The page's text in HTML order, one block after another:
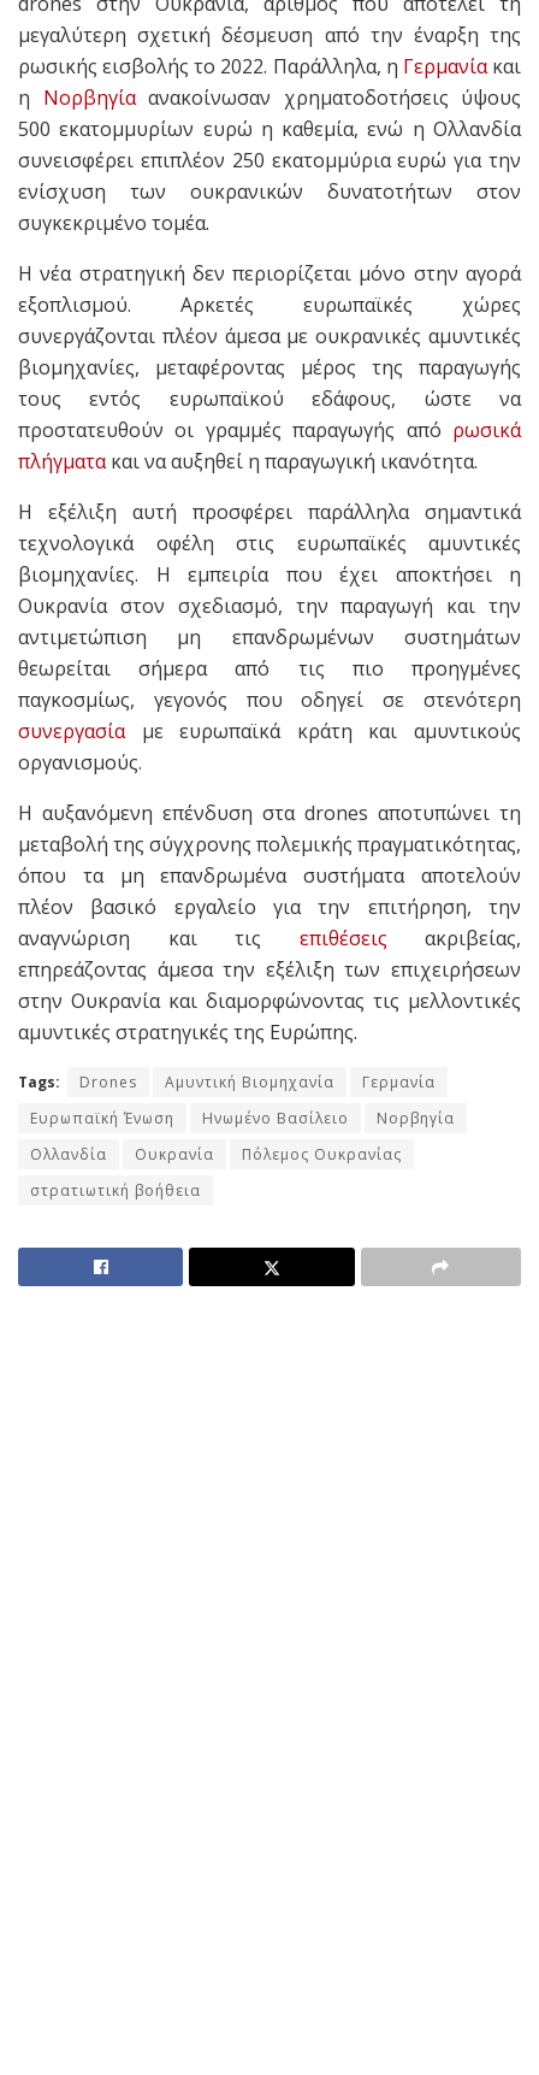
μεγαλύτερη σχετική δέσμευση από την έναρξη της
ρωσικής εισβολής το 2022. Παράλληλα, η Γερμανίακαι
η Νορβηγίαανακοίνωσαν χρηματοδοτήσεις ύψους
500 εκατομμυρίων ευρώ η καθεμία, ενώ η Ολλανδία
συνεισφέρει επιπλέον 250 εκατομμύρια ευρώ για την
ενίσχυση των ουκρανικών δυνατοτήτων στον
συγκεκριμένο τομέα.
Η νέα στρατηγική δεν περιορίζεται μόνο στην αγορά
εξοπλισμού. Αρκετές ευρωπαϊκές χώρες
συνεργάζονται πλέον άμεσα με ουκρανικές αμυντικές
βιομηχανίες, μεταφέροντας μέρος της παραγωγής
τους εντός ευρωπαϊκού εδάφους, ώστε να
προστατευθούν οι γραμμές παραγωγής από ρωσικά
πλήγματακαι να αυξηθεί η παραγωγική ικανότητα.
Η εξέλιξη αυτή προσφέρει παράλληλα σημαντικά
τεχνολογικά οφέλη στις ευρωπαϊκές αμυντικές
βιομηχανίες. Η εμπειρία που έχει αποκτήσει η
Ουκρανία στον σχεδιασμό, την παραγωγή και την
αντιμετώπιση μη επανδρωμένων συστημάτων
θεωρείται σήμερα από τις πιο προηγμένες
παγκοσμίως, γεγονός που οδηγεί σε στενότερη
συνεργασίαμε ευρωπαϊκά κράτη και αμυντικούς
οργανισμούς.
Η αυξανόμενη επένδυση στα drones αποτυπώνει τη
μεταβολή της σύγχρονης πολεμικής πραγματικότητας,
όπου τα μη επανδρωμένα συστήματα αποτελούν
πλέον βασικό εργαλείο για την επιτήρηση, την
αναγνώριση και τις επιθέσεις ακριβείας,
επηρεάζοντας άμεσα την εξέλιξη των επιχειρήσεων
στην Ουκρανία και διαμορφώνοντας τις μελλοντικές
αμυντικές στρατηγικές της Ευρώπης.
Tags: Drones Αμυντική Βιομηχανία
Γερμανία
Ευρωπαϊκή Ένωση
Ηνωμένο Βασίλειο
Νορβηγία
Ολλανδία
Ουκρανία
Πόλεμος Ουκρανίας
στρατιωτική βοήθεια